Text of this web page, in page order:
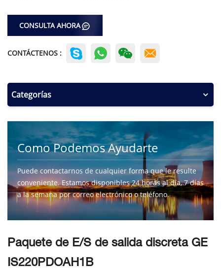
CONSULTA AHORA
CONTÁCTENOS :
Categorías
Como Podemos Ayudarte
Puede contactarnos de cualquier forma que le resulte
conveniente. Estamos disponibles 24 horas al día, 7 días
a la semana por correo electrónico o teléfono.
CONTÁCTENOS
Paquete de E/S de salida discreta GE
IS220PDOAH1B